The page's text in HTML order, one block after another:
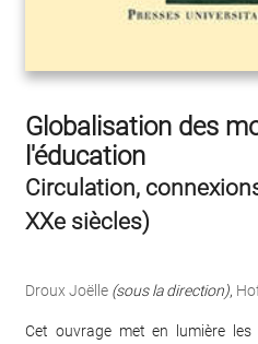
Globalisation des
l'éducation
Circulation,
XXe siècles)
Droux Joëlle (sous la direction),
Cet ouvrage met en lumière les